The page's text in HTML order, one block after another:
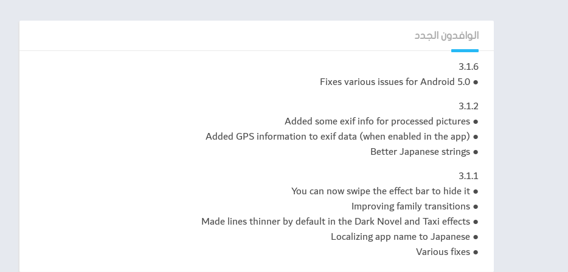
● جميع الميزات من كاميرا القياسية التطبيق: السيارات والتركيز، وتوقيت، وسائط فلاش الخ
● أكثر من 40 الآثار ذات جودة عالية
● نشاطركم الإبداعات مباشرة من التطبيق
● قرص كل أثر لتحقيق نظرة الفريدة الخاصة بك
(*) تسجيل فيديو يتطلب أن الجهاز يدعم تعليمات NEON، معظم الأجهزة الحديثة القيام به.
التعليمات
● لماذا مسجل فيديو إطلاق الكاميرا الافتراضية تسجيل التطبيق؟
– في بعض الأجهزة يحدث هذا عند اتخاذ أشرطة الفيديو غير المرشحة لأنها أسرع
● الزوم لا يعمل على معاينة جهازي لماذا؟
– حاول خيار التكبير البرامج في إعدادات، وهذا قد يحل المشكلة.
ROMS CUSTOM
تحديث إلى ROM الرسمي أو تطلب منا لاسترداد إذا كنت قد اشتريت التطبيق.
الوافدون الجدد
3.1.6
● Fixes various issues for Android 5.0
3.1.2
● Added some exif info for processed pictures
● Added GPS information to exif data (when enabled in the app)
● Better Japanese strings
3.1.1
● You can now swipe the effect bar to hide it
● Improving family transitions
● Made lines thinner by default in the Dark Novel and Taxi effects
● Localizing app name to Japanese
● Various fixes